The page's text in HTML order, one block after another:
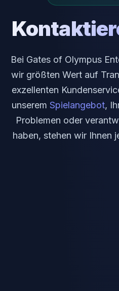
Bei Gates of Olympus
wir größten Wert auf
exzellenten
unserem Spielangebot,
Problemen oder
haben, stehen wir Ihnen